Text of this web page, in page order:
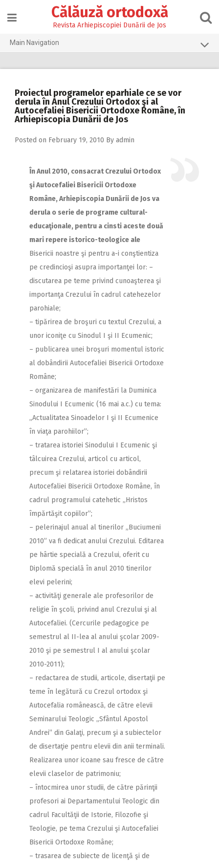
content
Călăuză ortodoxă
Revista Arhiepiscopiei Dunării de Jos
Main Navigation
2025
2024
Proiectul programelor eparhiale ce se vor
derula în Anul Crezului Ortodox şi al
Autocefaliei Bisericii Ortodoxe Române, în
Arhiepiscopia Dunării de Jos
Posted on February 19, 2010 By admin
În Anul 2010, consacrat Crezului Ortodox
şi Autocefaliei Bisericii Ortodoxe
Române, Arhiepiscopia Dunării de Jos va
derula o serie de programe cultural-
educaţionale, pentru a cinsti aceste două
mari repere istorico-teologice ale
Bisericii noastre şi pentru a-i conştientiza
pe credincioşi asupra importanţei lor: –
discutarea pe teme privind cunoaşterea şi
importanţa Crezului în cadrul catehezelor
parohiale;
– tipărirea de broşuri cu textul Crezului, a
unor iconiţe cu Sinodul I şi II Ecumenic;
– publicarea unei broşuri momentul istoric
al dobândirii Autocefaliei Bisericii Ortodoxe
Române;
– organizarea de manifestări la Duminica
Sinodului I Ecumenic (16 mai a.c.) cu tema:
„Actualitatea Sinoadelor I şi II Ecumenice
în viaţa parohiilor”;
– tratarea istoriei Sinodului I Ecumenic şi
tâlcuirea Crezului, articol cu articol,
precum şi relatarea istoriei dobândirii
Autocefaliei Bisericii Ortodoxe Române, în
cadrul programului catehetic „Hristos
împărtăşit copiilor”;
– pelerinajul anual al tinerilor „Buciumeni
2010” va fi dedicat anului Crezului. Editarea
pe hârtie specială a Crezului, oferit cu
Diplomă specială în anul 2010 tinerilor
elevi pelerini;
– activităţi generale ale profesorilor de
religie în şcoli, privind anul Crezului şi al
Autocefaliei. (Cercurile pedagogice pe
semestrul al II-lea al anului şcolar 2009-
2010 şi pe semestrul I al anului şcolar
2010-2011);
– redactarea de studii, articole, disertaţii pe
teme în legătură cu Crezul ortodox şi
Autocefalia românească, de către elevii
Seminarului Teologic „Sfântul Apostol
Andrei” din Galaţi, precum şi a subiectelor
de disertaţie pentru elevii din anii terminali.
Realizarea unor icoane sau fresce de către
elevii claselor de patrimoniu;
– întocmirea unor studii, de către părinţii
profesori ai Departamentului Teologic din
cadrul Facultăţii de Istorie, Filozofie şi
Teologie, pe tema Crezului şi Autocefaliei
Bisericii Ortodoxe Române;
– trasarea de subiecte de licenţă şi de